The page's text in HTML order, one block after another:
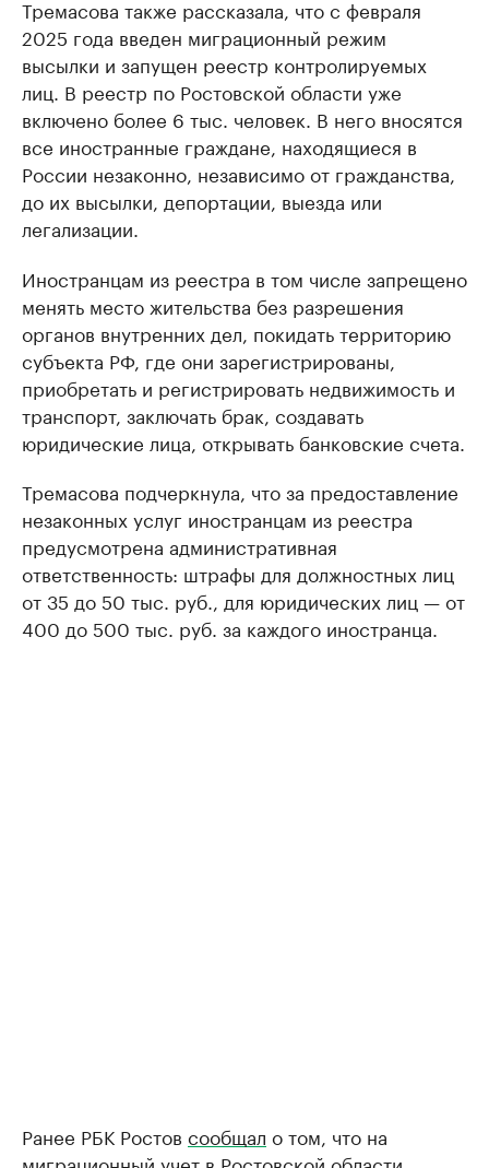
Тремасова также рассказала, что с февраля
2025 года введен миграционный режим
высылки и запущен реестр контролируемых
лиц. В реестр по Ростовской области уже
включено более 6 тыс. человек. В него вносятся
все иностранные граждане, находящиеся в
России незаконно, независимо от гражданства,
до их высылки, депортации, выезда или
легализации.
Иностранцам из реестра в том числе запрещено
менять место жительства без разрешения
органов внутренних дел, покидать территорию
субъекта РФ, где они зарегистрированы,
приобретать и регистрировать недвижимость и
транспорт, заключать брак, создавать
юридические лица, открывать банковские счета.
Тремасова подчеркнула, что за предоставление
незаконных услуг иностранцам из реестра
предусмотрена административная
ответственность: штрафы для должностных лиц
от 35 до 50 тыс. руб., для юридических лиц — от
400 до 500 тыс. руб. за каждого иностранца.
Ранее РБК Ростов сообщал о том, что на